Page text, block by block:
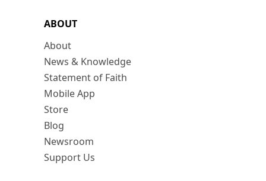
ABOUT
About
News & Knowledge
Statement of Faith
Mobile App
Store
Blog
Newsroom
Support Us